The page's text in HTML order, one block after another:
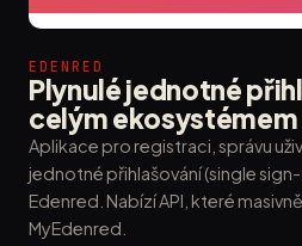
EDENRED
Plynulé jednotné
celým ekosystémem
Aplikace pro registraci, správu
jednotné přihlašování (single
Edenred. Nabízí API, které
MyEdenred.